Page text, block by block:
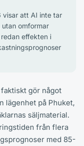
visar att AI inte tar
omformar
effekten i
gör något
lägenhet på Phuket,
säljmaterial.
från flera
med 85-